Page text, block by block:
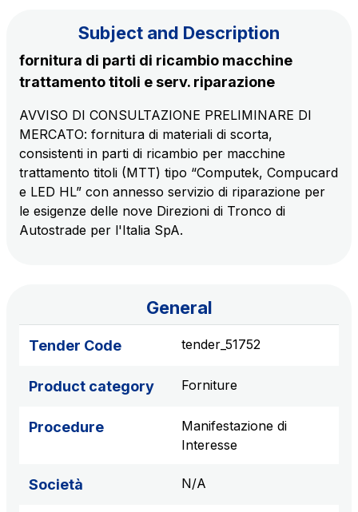
The Group
The technology operator for the integration of
Intelligent Transport Systems solutions
Tecne
Autostrade per l'Italia Group's engineering company
Elgea
Production and sale of energy from renewable
in service areas
Discover our App
Scan the QR Code with your mobile phone's
camera to download the App
Subject and Description
fornitura di parti di ricambio macchine
trattamento titoli e serv. riparazione
AVVISO DI CONSULTAZIONE PRELIMINARE DI
MERCATO: fornitura di materiali di scorta,
consistenti in parti di ricambio per macchine
trattamento titoli (MTT) tipo “Computek, Compucard
e LED HL” con annesso servizio di riparazione per
le esigenze delle nove Direzioni di Tronco di
Autostrade per l'Italia SpA.
General
Tender Code tender_51752
Product category Forniture
Procedure
Manifestazione di
Interesse
Società N/A